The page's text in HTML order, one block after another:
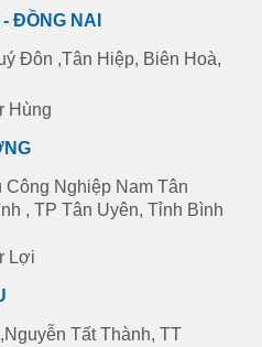
ĐỒNG NAI
Đôn ,Tân Hiệp, Biên Hoà,
Hùng
Nghiệp Nam Tân
, TP Tân Uyên, Tỉnh Bình
Lợi
Tất Thành, TT